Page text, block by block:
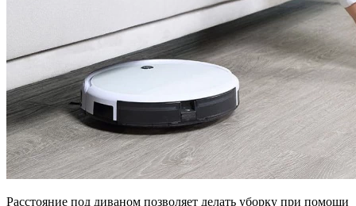
Расстояние под диваном позволяет делать уборку при помощи